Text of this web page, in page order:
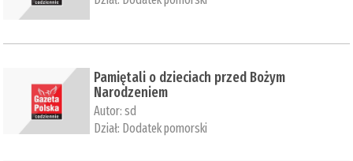
​Pamiętali o dzieciach przed Bożym
Narodzeniem
Autor:sd
Dział: Dodatek pomorski